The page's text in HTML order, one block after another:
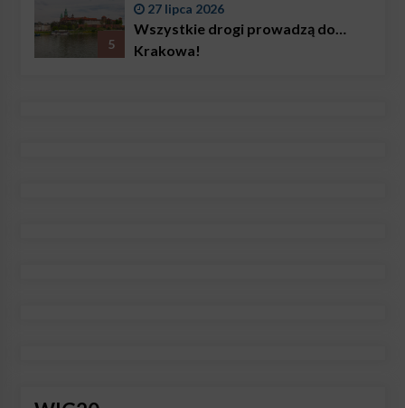
5
27 lipca 2026
Wszystkie drogi prowadzą do…
Krakowa!